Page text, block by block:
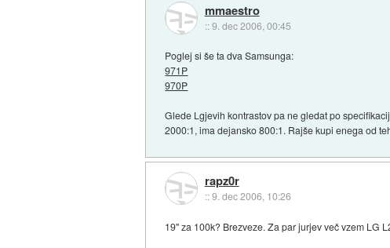
mmaestro
::9. dec 2006, 00:45
Poglej si še ta dva Samsunga:
971P
970P
Glede Lgjevih kontrastov pa ne gledat po
2000:1, ima dejansko 800:1. Rajše kupi enega od
rapz0r
::9. dec 2006, 10:26
19" za 100k? Brezveze. Za par jurjev več vzem LG